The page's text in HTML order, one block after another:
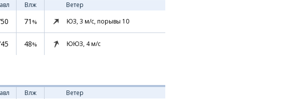
Влж
Ветер
71 % ЮЗ, 3 м/с, порывы 10
48% ЮЮЗ, 4м/с
Влж
Ветер